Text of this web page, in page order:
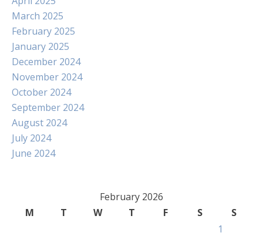
March 2025
February 2025
January 2025
December 2024
November 2024
October 2024
September 2024
August 2024
July 2024
June 2024
February 2026
M
T W T F S
S
1